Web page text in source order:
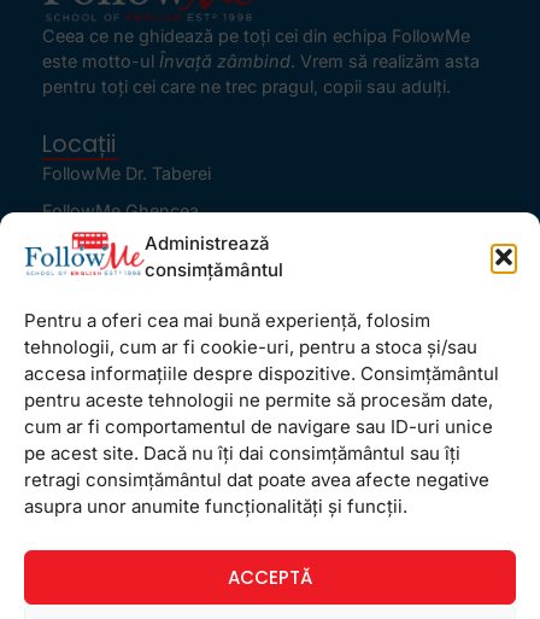
Administrează
consimțământul
Pentru a oferi cea mai bună experiență, folosim
tehnologii, cum ar fi cookie-uri, pentru a stoca și/sau
accesa informațiile despre dispozitive. Consimțământul
pentru aceste tehnologii ne permite să procesăm date,
cum ar fi comportamentul de navigare sau ID-uri unice
pe acest site. Dacă nu îți dai consimțământul sau îți
retragi consimțământul dat poate avea afecte negative
asupra unor anumite funcționalități și funcții.
ACCEPTĂ
Ceea ce ne ghidează pe toţi cei din echipa FollowMe
este motto-ul Învaţă zâmbind. Vrem să realizăm asta
pentru toţi cei care ne trec pragul, copii sau adulţi.
Locații
FollowMe Dr. Taberei
FollowMe Ghencea
FollowMe Titan
Informații Utile
Regulament FollowMe
Structură an școlar
Contact
Testimoniale
GDPR